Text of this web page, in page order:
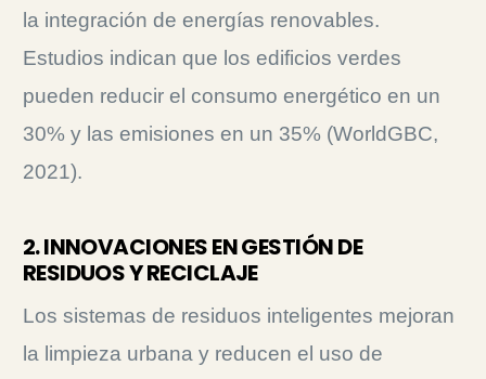
la integración de energías renovables.
Estudios indican que los edificios verdes
pueden reducir el consumo energético en un
30% y las emisiones en un 35% (WorldGBC,
2021).
2. INNOVACIONES EN GESTIÓN DE
RESIDUOS Y RECICLAJE
Los sistemas de residuos inteligentes mejoran
la limpieza urbana y reducen el uso de